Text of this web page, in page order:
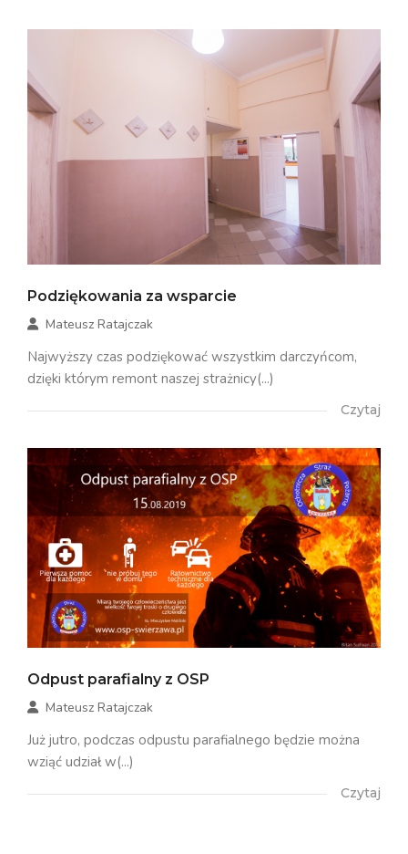
Podziękowania za wsparcie
Mateusz Ratajczak
Najwyższy czas podziękować wszystkim darczyńcom,
dzięki którym remont naszej strażnicy(...)
Czytaj
Odpust parafialny z OSP
Mateusz Ratajczak
Już jutro, podczas odpustu parafialnego będzie można
wziąć udział w(...)
Czytaj